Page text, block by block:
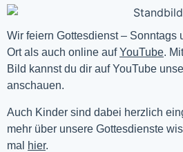
Wir feiern Gottesdienst – Sonntags
Ort als auch online auf YouTube.
Bild kannst du dir auf YouTube
anschauen.
Auch Kinder sind dabei herzlich
mehr über unsere Gottesdienste
mal
hier.